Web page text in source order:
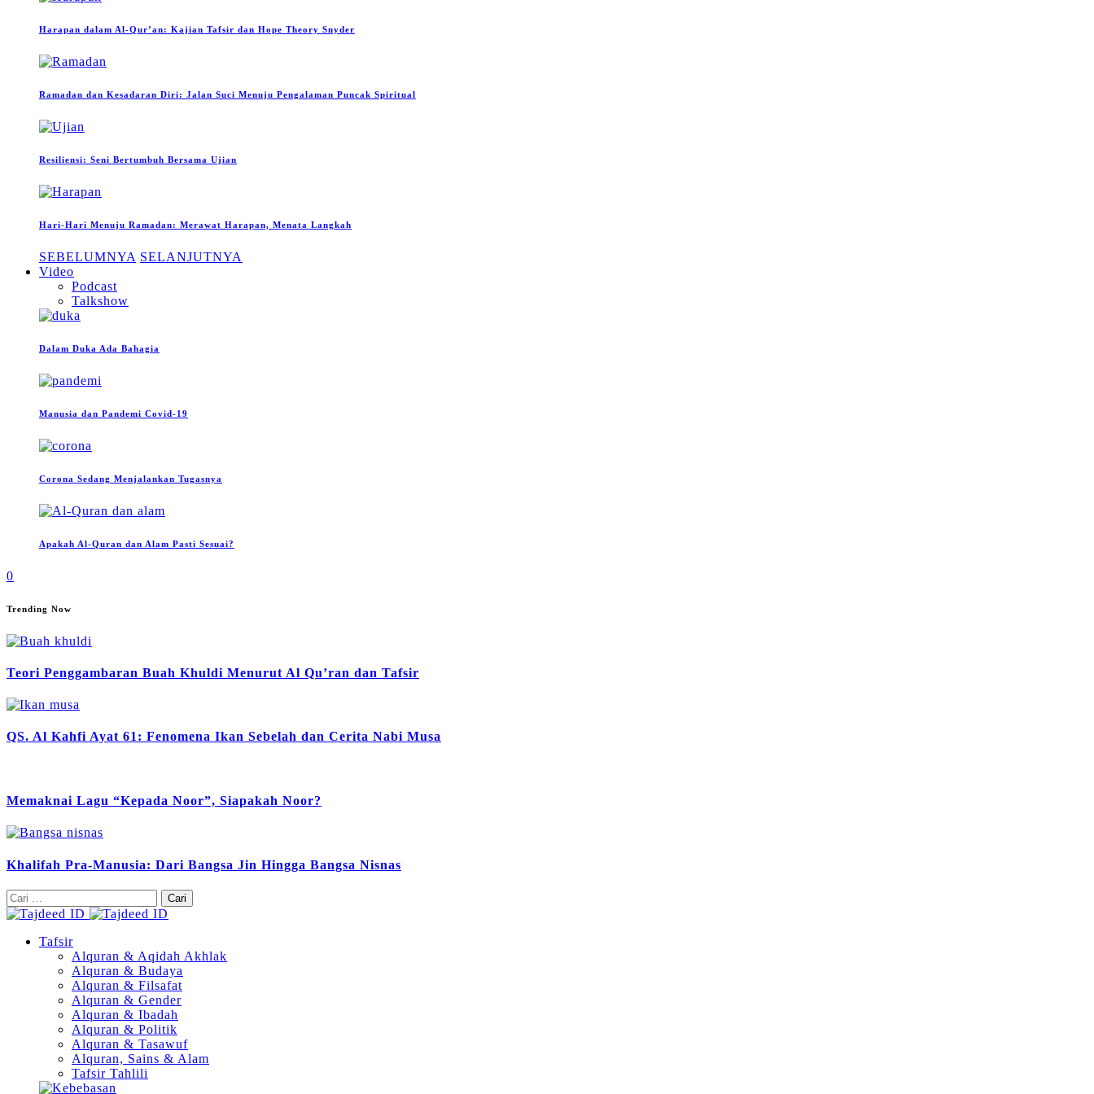
Harapan dalam Al-Qur’an: Kajian Tafsir dan Hope Theory Snyder
Ramadan dan Kesadaran Diri: Jalan Suci Menuju Pengalaman Puncak Spiritual
Resiliensi: Seni Bertumbuh Bersama Ujian
Hari-Hari Menuju Ramadan: Merawat Harapan, Menata Langkah
SEBELUMNYA SELANJUTNYA
Video
Podcast
Talkshow
Dalam Duka Ada Bahagia
Manusia dan Pandemi Covid-19
Corona Sedang Menjalankan Tugasnya
Apakah Al-Quran dan Alam Pasti Sesuai?
0
Trending Now
Teori Penggambaran Buah Khuldi Menurut Al Qu’ran dan Tafsir
QS. Al Kahfi Ayat 61: Fenomena Ikan Sebelah dan Cerita Nabi Musa
Memaknai Lagu “Kepada Noor”, Siapakah Noor?
Khalifah Pra-Manusia: Dari Bangsa Jin Hingga Bangsa Nisnas
Cari
untuk:
Tafsir
Alquran & Aqidah Akhlak
Alquran & Budaya
Alquran & Filsafat
Alquran & Gender
Alquran & Ibadah
Alquran & Politik
Alquran & Tasawuf
Alquran, Sains & Alam
Tafsir Tahlili